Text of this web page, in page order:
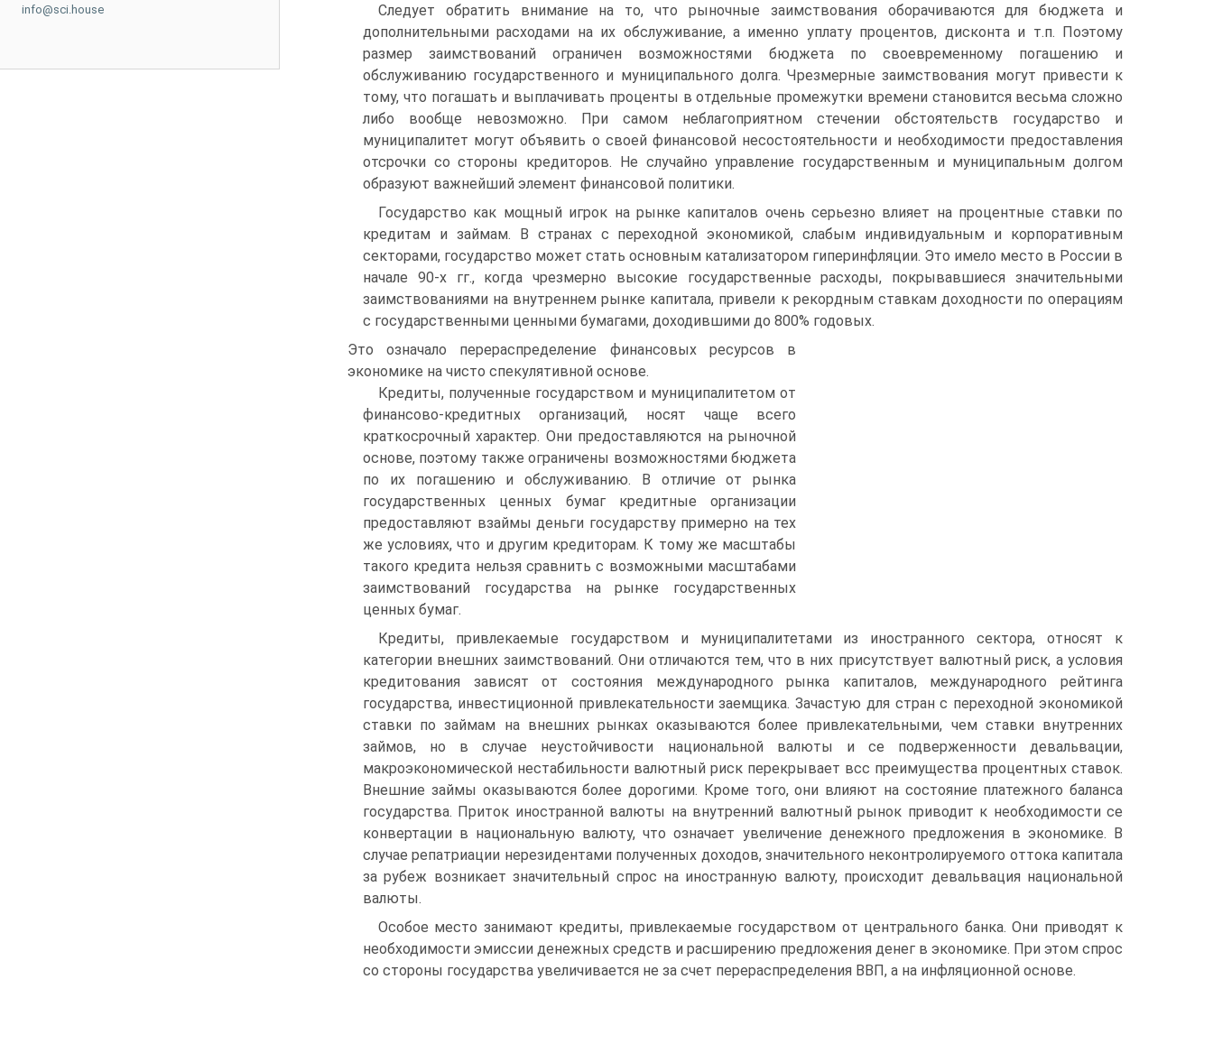
info@sci.house
Следует обратить внимание на то, что рыночные заимствования оборачиваются для бюджета и
дополнительными расходами на их обслуживание, а именно уплату процентов, дисконта и т.п. Поэтому
размер заимствований ограничен возможностями бюджета по свое­временному погашению и
обслуживанию государственного и муни­ципального долга. Чрезмерные заимствования могут привести к
тому, что погашать и выплачивать проценты в отдельные проме­жутки времени становится весьма сложно
либо вообще невозмож­но. При самом неблагоприятном стечении обстоятельств государст­во и
муниципалитет могут объявить о своей финансовой несостоя­тельности и необходимости предоставления
отсрочки со стороны кредиторов. Не случайно управление государственным и муници­пальным долгом
образуют важнейший элемент финансовой поли­тики.
Государство как мощный игрок на рынке капиталов очень серь­езно влияет на процентные ставки по
кредитам и займам. В странах с переходной экономикой, слабым индивидуальным и корпоратив­ным
секторами, государство может стать основным катализатором гиперинфляции. Это имело место в России в
начале 90-х гг., когда чрезмерно высокие государственные расходы, покрывавшиеся зна­чительными
заимствованиями на внутреннем рынке капитала, при­вели к рекордным ставкам доходности по операциям
с государст­венными ценными бумагами, доходившими до 800% годовых.
Это означало перераспределение финансовых ресурсов в
экономике на чисто спекулятивной основе.
Кредиты, полученные государством и муниципалитетом от
фи­нансово-кредитных организаций, носят чаще всего
краткосрочный характер. Они предоставляются на рыночной
основе, поэтому также ограничены возможностями бюджета
по их погашению и обслужи­ванию. В отличие от рынка
государственных ценных бумаг кредит­ные организации
предоставляют взаймы деньги государству при­мерно на тех
же условиях, что и другим кредиторам. К тому же масштабы
такого кредита нельзя сравнить с возможными масшта­бами
заимствований государства на рынке государственных
ценных бумаг.
Кредиты, привлекаемые государством и муниципалитетами из иностранного сектора, относят к
категории внешних заимствова­ний. Они отличаются тем, что в них присутствует валютный риск, а условия
кредитования зависят от состояния международного рынка капиталов, международного рейтинга
государства, инвестиционной привлекательности заемщика. Зачастую для стран с переходной экономикой
ставки по займам на внешних рынках оказываются более привлекательными, чем ставки внутренних
займов, но в слу­чае неустойчивости национальной валюты и се подверженности девальвации,
макроэкономической нестабильности валютный риск перекрывает всс преимущества процентных ставок.
Внешние займы оказываются более дорогими. Кроме того, они влияют на состояние платежного баланса
государства. Приток иностранной валюты на внутренний валютный рынок приводит к необходимости се
конвер­тации в национальную валюту, что означает увеличение денежного предложения в экономике. В
случае репатриации нерезидентами полученных доходов, значительного неконтролируемого оттока ка­питала
за рубеж возникает значительный спрос на иностранную валюту, происходит девальвация национальной
валюты.
Особое место занимают кредиты, привлекаемые государством от центрального банка. Они приводят к
необходимости эмиссии де­нежных средств и расширению предложения денег в экономике. При этом спрос
со стороны государства увеличивается не за счет перераспределения ВВП, а на инфляционной основе.